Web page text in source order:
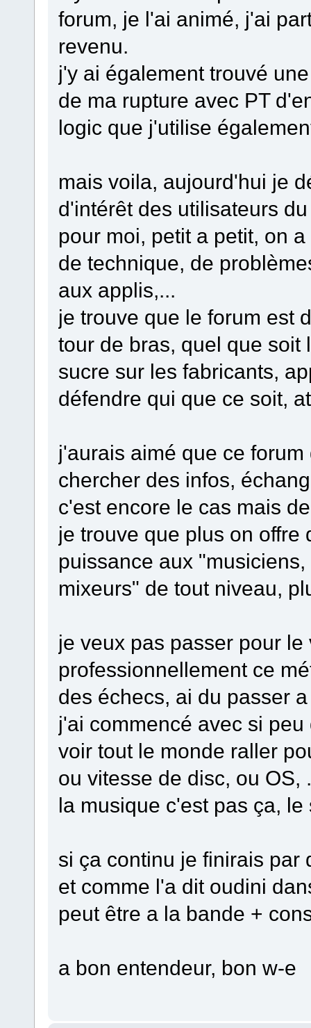
forum, je l'ai animé, j'ai
revenu.
j'y ai également trouvé
de ma rupture avec PT
logic que j'utilise
mais voila, aujourd'hui je
d'intérêt des utilisateurs
pour moi, petit a petit, on
de technique, de
aux applis,...
je trouve que le forum est
tour de bras, quel que soit
sucre sur les fabricants,
défendre qui que ce soit,
j'aurais aimé que ce
chercher des infos,
c'est encore le cas mais
je trouve que plus on
puissance aux
mixeurs" de tout niveau,
je veux pas passer pour
professionnellement ce
des échecs, ai du passer
j'ai commencé avec si
voir tout le monde raller
ou vitesse de disc, ou OS,
la musique c'est pas ça,
si ça continu je finirais par
et comme l'a dit oudini
peut être a la bande +
a bon entendeur, bon w-e